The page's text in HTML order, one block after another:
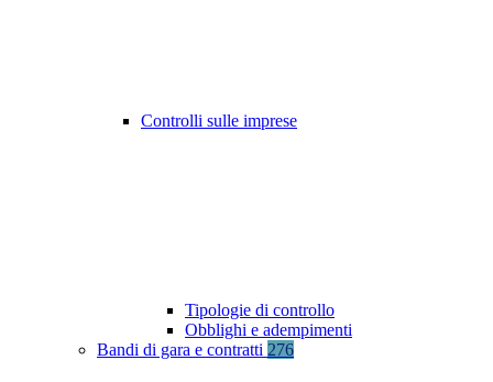
Controlli sulle imprese
Tipologie di controllo
Obblighi e adempimenti
Bandi di gara e contratti 276